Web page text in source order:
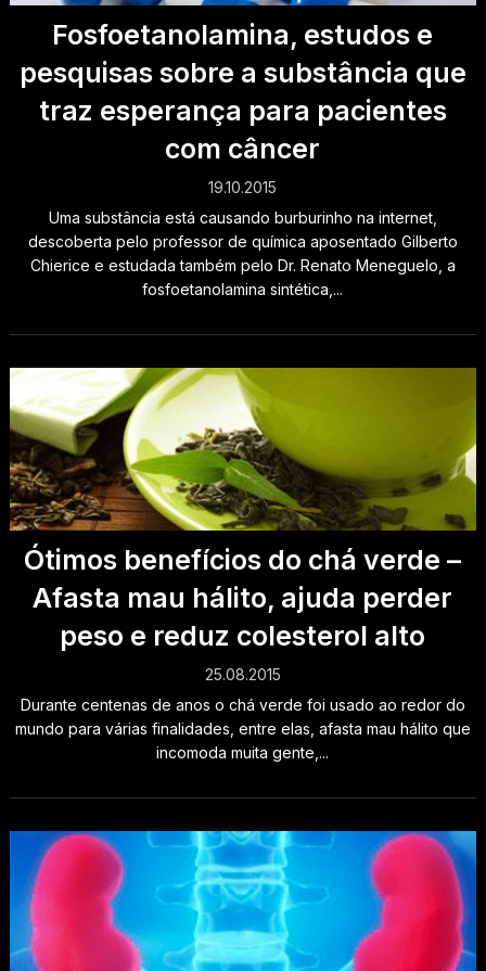
Fosfoetanolamina, estudos e
pesquisas sobre a substância que
traz esperança para pacientes
com câncer
19.10.2015
Uma substância está causando burburinho na internet,
descoberta pelo professor de química aposentado Gilberto
Chierice e estudada também pelo Dr. Renato Meneguelo, a
fosfoetanolamina sintética,...
Ótimos benefícios do chá verde –
Afasta mau hálito, ajuda perder
peso e reduz colesterol alto
25.08.2015
Durante centenas de anos o chá verde foi usado ao redor do
mundo para várias finalidades, entre elas, afasta mau hálito que
incomoda muita gente,...